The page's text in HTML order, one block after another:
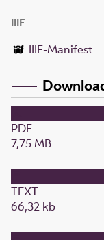
IIIF
IIIF-Manifest
PDF
7,75 MB
TEXT
66,32 kb